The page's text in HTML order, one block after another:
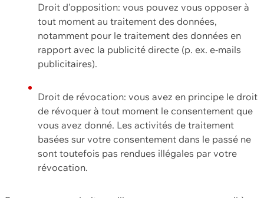
Droit d'opposition: vous pouvez vous opposer à
tout moment au traitement des données,
notamment pour le traitement des données en
rapport avec la publicité directe (p. ex. e-mails
publicitaires).
Droit de révocation: vous avez en principe le droit
de révoquer à tout moment le consentement que
vous avez donné. Les activités de traitement
basées sur votre consentement dans le passé ne
sont toutefois pas rendues illégales par votre
révocation.